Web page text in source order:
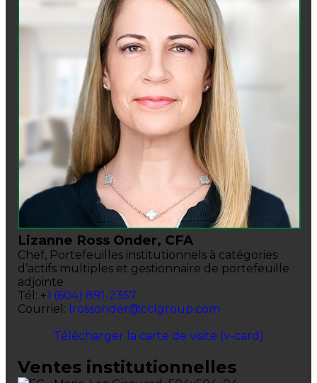
Lizanne Ross Onder, CFA
Chef, Portefeuilles institutionnels à catégories
d’actifs multiples et gestionnaire de portefeuille
adjointe
Tél: +1 (604) 891-2357
Courriel: lrossonder@cclgroup.com
Télécharger la carte de visite (v-card)
Ventes institutionnelles